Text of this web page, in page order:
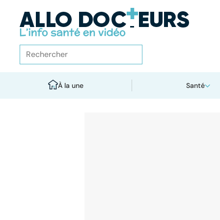
À la une Santé